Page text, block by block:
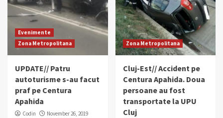
Evenimente
Zona Metropolitana
UPDATE// Patru
autoturisme s-au facut
praf pe Centura
Apahida
Codin November 26, 2019
Zona Metropolitana
Cluj-Est// Accident pe
Centura Apahida. Doua
persoane au fost
transportate la UPU
Cluj